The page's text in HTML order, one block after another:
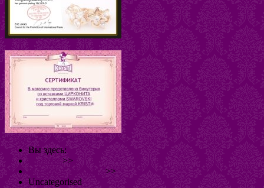
Вы здесь:
>>
>>
Uncategorised